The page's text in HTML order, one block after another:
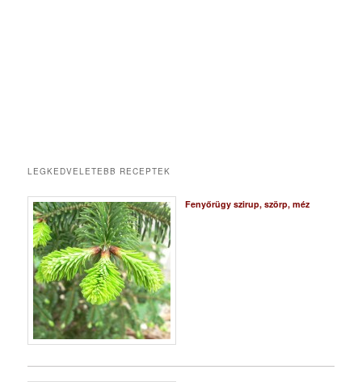
LEGKEDVELETEBB RECEPTEK
Fenyőrügy szirup, szörp, méz